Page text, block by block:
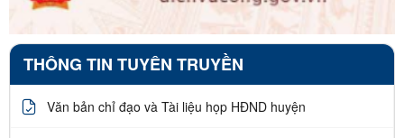
THÔNG TIN TUYÊN TRUYỀN
Văn bản chỉ đạo và Tài liệu họp HĐND huyện